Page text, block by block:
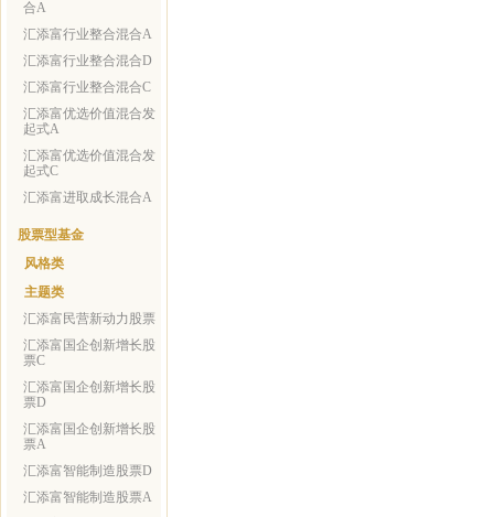
合A
汇添富行业整合混合A
汇添富行业整合混合D
汇添富行业整合混合C
汇添富优选价值混合发
起式A
汇添富优选价值混合发
起式C
汇添富进取成长混合A
股票型基金
风格类
主题类
汇添富民营新动力股票
汇添富国企创新增长股
票C
汇添富国企创新增长股
票D
汇添富国企创新增长股
票A
汇添富智能制造股票D
汇添富智能制造股票A